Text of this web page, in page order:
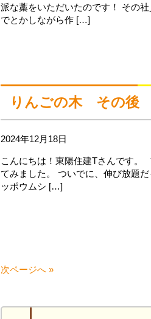
派な藁をいただいたのです！ その
でとかしながら作 […]
りんごの木 その後
2024年12月18日
こんにちは！東陽住建Tさんです。
てみました。 ついでに、伸び放題
ッポウムシ […]
次ページへ »